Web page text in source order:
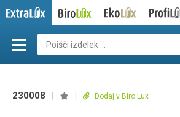
230008 Dodaj v Biro Lux